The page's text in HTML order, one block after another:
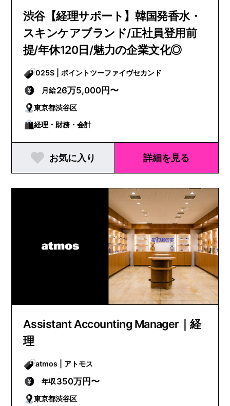
渋谷【経理サポート】韓国発香水・
スキンケアブランド/正社員登用前
提/年休120日/魅力の企業文化◎
025S | ポイントツーファイヴセカンド
月給26万5,000円〜
東京都渋谷区
経理・財務・会計
お気に入り 詳細を見る
Assistant Accounting Manager｜経
理
atmos | アトモス
年収350万円〜
東京都渋谷区